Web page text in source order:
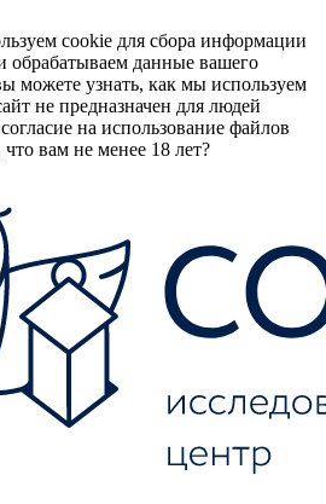
cookie для сбора информации
обрабатываем данные вашего
можете узнать, как мы используем
не предназначен для людей
на использование файлов
вам не менее 18 лет?